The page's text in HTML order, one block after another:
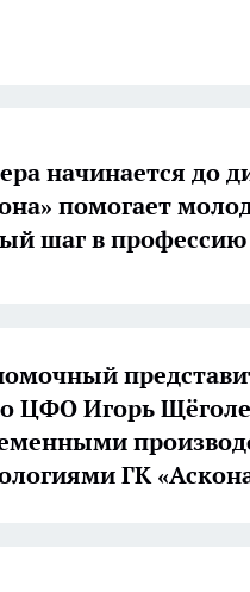
начинается до
помогает
шаг в профессию
ЦФО Игорь
ГК